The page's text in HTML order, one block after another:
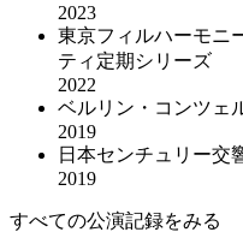
2023
東京フィルハーモニ
ティ定期シリーズ
2022
ベルリン・コンツェ
2019
日本センチュリー交
2019
すべての公演記録をみる